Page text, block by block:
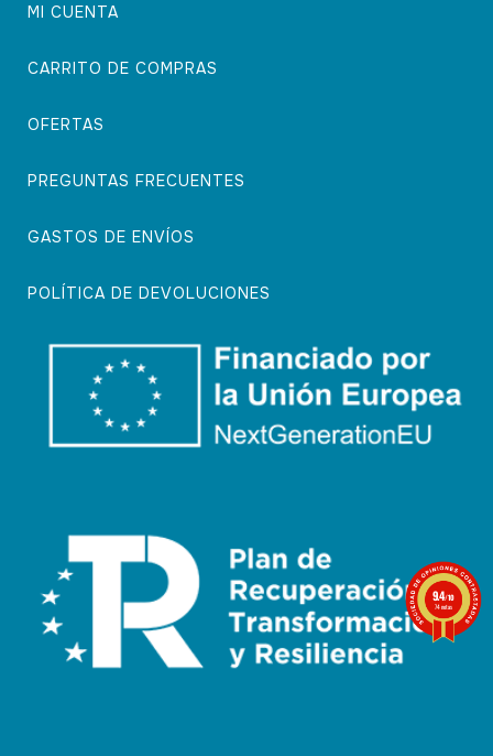
MI CUENTA
CARRITO DE COMPRAS
OFERTAS
PREGUNTAS FRECUENTES
GASTOS DE ENVÍOS
POLÍTICA DE DEVOLUCIONES
9.4/10
74 notas